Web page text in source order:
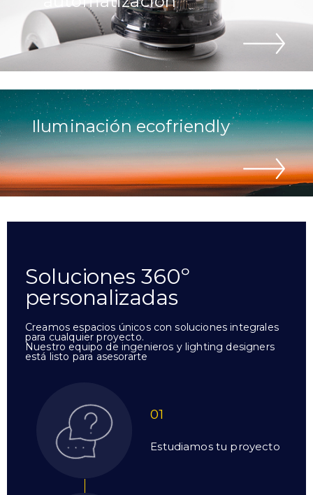
Iluminación ecofriendly
Soluciones 360º
personalizadas
Creamos espacios únicos con soluciones integrales
para cualquier proyecto.
Nuestro equipo de ingenieros y lighting designers
está listo para asesorarte
01
Estudiamos tu proyecto